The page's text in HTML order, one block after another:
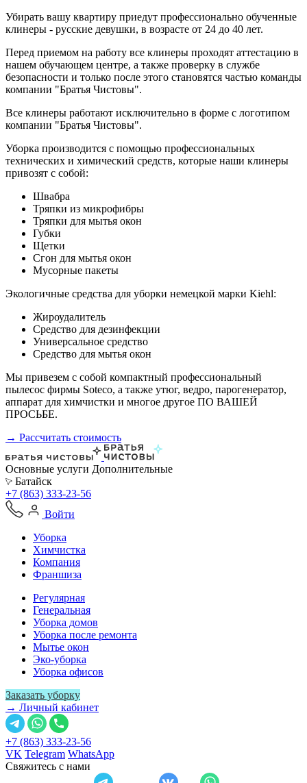
Убирать вашу квартиру приедут профессионально обученные
клинеры - русские девушки, в возрасте от 24 до 40 лет.
Перед приемом на работу все клинеры проходят аттестацию в
нашем обучающем центре, а также проверку в службе
безопасности и только после этого становятся частью команды
компании "Братья Чистовы".
Все клинеры работают исключительно в форме с логотипом
компании "Братья Чистовы".
Уборка производится с помощью профессиональных
технических и химический средств, которые наши клинеры
привозят с собой:
Швабра
Тряпки из микрофибры
Тряпки для мытья окон
Губки
Щетки
Сгон для мытья окон
Мусорные пакеты
Экологичные средства для уборки немецкой марки Kiehl:
Жироудалитель
Средство для дезинфекции
Универсальное средство
Средство для мытья окон
Мы привезем с собой компактный профессиональный
пылесос фирмы Soteco, а также утюг, ведро, парогенератор,
аппарат для химчистки и многое другое ПО ВАШЕЙ
ПРОСЬБЕ.
→ Рассчитать стоимость
Основные услуги Дополнительные
Батайск
+7 (863) 333-23-56
Войти
Уборка
Химчистка
Компания
Франшиза
Регулярная
Генеральная
Уборка домов
Уборка после ремонта
Мытье окон
Эко-уборка
Уборка офисов
Заказать уборку
→ Личный кабинет
+7 (863) 333-23-56
VK Telegram WhatsApp
Свяжитесь с нами